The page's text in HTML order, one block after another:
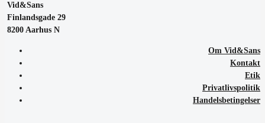
Vid&Sans
Finlandsgade 29
8200 Aarhus N
Om Vid&Sans
Kontakt
Etik
Privatlivspolitik
Handelsbetingelser